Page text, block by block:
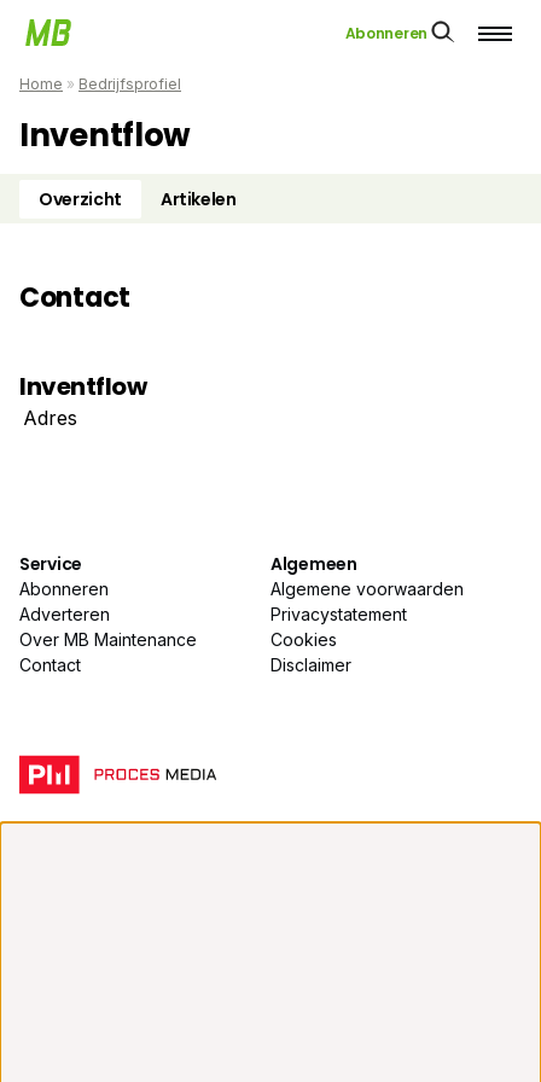
Abonneren
Home » Bedrijfsprofiel
Inventflow
Overzicht Artikelen
Contact
Inventflow
Adres
Service
Abonneren
Adverteren
Over MB Maintenance
Contact
Algemeen
Algemene voorwaarden
Privacystatement
Cookies
Disclaimer